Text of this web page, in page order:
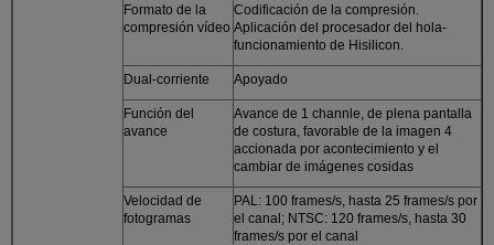
Formato de la
compresión vídeo
Codificación de la compresión.
Aplicación del procesador del hola-
funcionamiento de Hisilicon.
Dual-corriente Apoyado
Función del
avance
Avance de 1 channle, de plena pantalla
de costura, favorable de la imagen 4
accionada por acontecimiento y el
cambiar de imágenes cosidas
Velocidad de
fotogramas
PAL: 100 frames/s, hasta 25 frames/s por
el canal; NTSC: 120 frames/s, hasta 30
frames/s por el canal